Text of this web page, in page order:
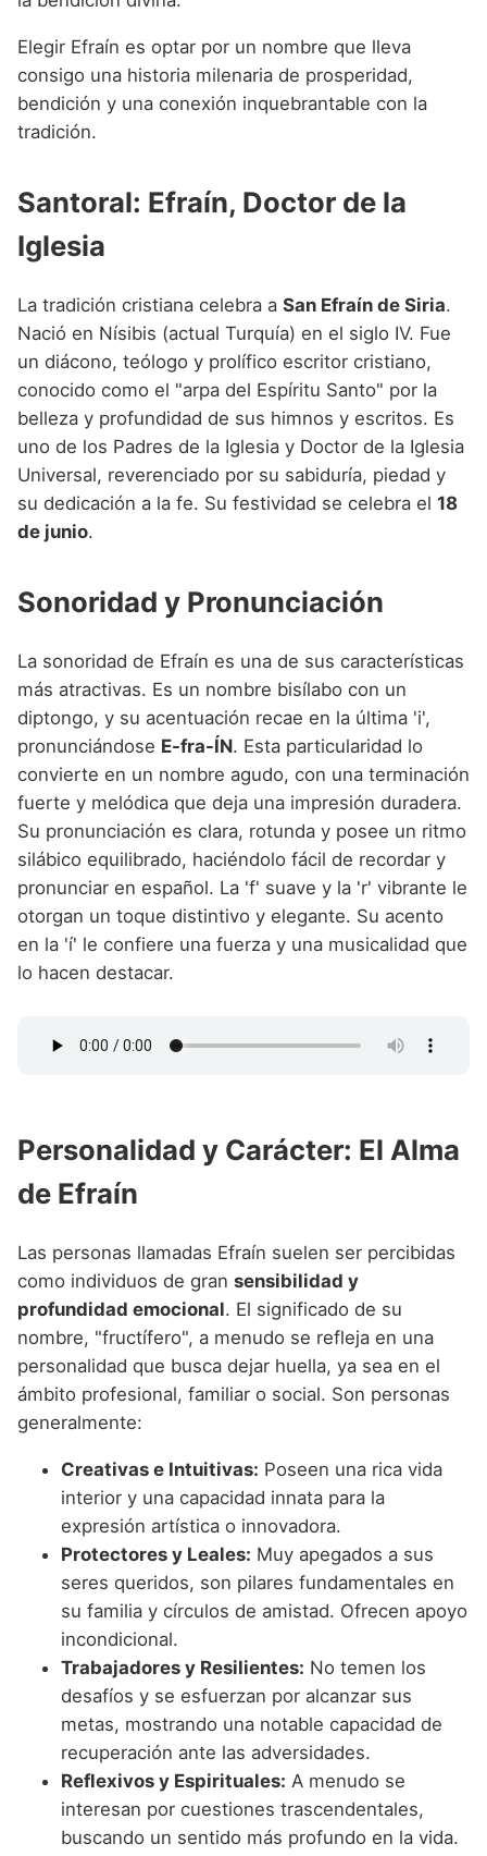
Elegir Efraín es optar por un nombre que lleva
consigo una historia milenaria de prosperidad,
bendición y una conexión inquebrantable con la
tradición.
Santoral: Efraín, Doctor de la
Iglesia
La tradición cristiana celebra a San Efraín de Siria.
Nació en Nísibis (actual Turquía) en el siglo IV. Fue
un diácono, teólogo y prolífico escritor cristiano,
conocido como el "arpa del Espíritu Santo" por la
belleza y profundidad de sus himnos y escritos. Es
uno de los Padres de la Iglesia y Doctor de la Iglesia
Universal, reverenciado por su sabiduría, piedad y
su dedicación a la fe. Su festividad se celebra el 18
de junio.
Sonoridad y Pronunciación
La sonoridad de Efraín es una de sus características
más atractivas. Es un nombre bisílabo con un
diptongo, y su acentuación recae en la última 'i',
pronunciándose E-fra-ÍN. Esta particularidad lo
convierte en un nombre agudo, con una terminación
fuerte y melódica que deja una impresión duradera.
Su pronunciación es clara, rotunda y posee un ritmo
silábico equilibrado, haciéndolo fácil de recordar y
pronunciar en español. La 'f' suave y la 'r' vibrante le
otorgan un toque distintivo y elegante. Su acento
en la 'í' le confiere una fuerza y una musicalidad que
lo hacen destacar.
Personalidad y Carácter: El Alma
de Efraín
Las personas llamadas Efraín suelen ser percibidas
como individuos de gran sensibilidad y
profundidad emocional. El significado de su
nombre, "fructífero", a menudo se refleja en una
personalidad que busca dejar huella, ya sea en el
ámbito profesional, familiar o social. Son personas
generalmente:
Creativas e Intuitivas: Poseen una rica vida
interior y una capacidad innata para la
expresión artística o innovadora.
Protectores y Leales: Muy apegados a sus
seres queridos, son pilares fundamentales en
su familia y círculos de amistad. Ofrecen apoyo
incondicional.
Trabajadores y Resilientes: No temen los
desafíos y se esfuerzan por alcanzar sus
metas, mostrando una notable capacidad de
recuperación ante las adversidades.
Reflexivos y Espirituales: A menudo se
interesan por cuestiones trascendentales,
buscando un sentido más profundo en la vida.